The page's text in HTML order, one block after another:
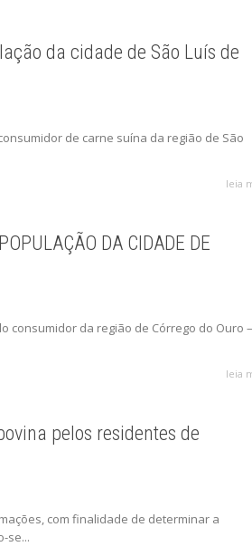
da cidade de São Luís de
de carne suína da região de São
leia
DA CIDADE DE
consumidor da região de Córrego do Ouro –
leia
pelos residentes de
com finalidade de determinar a
se...